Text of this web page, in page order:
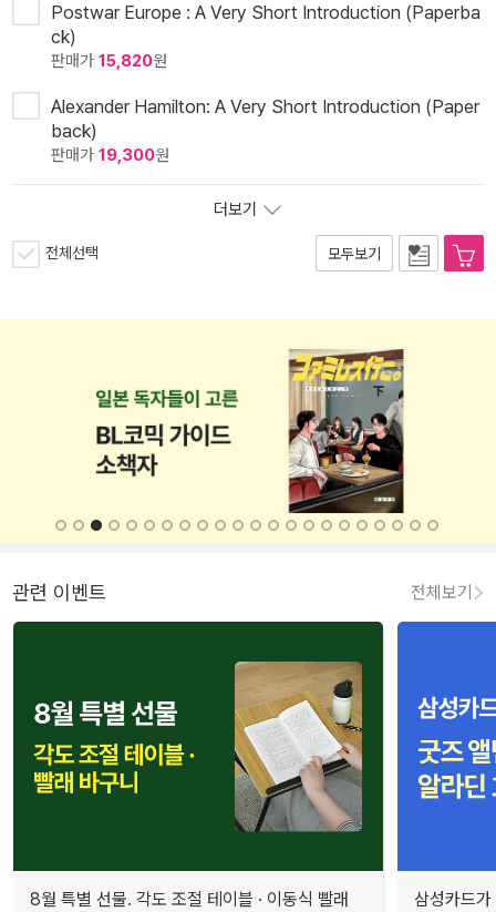
Postwar Europe : A Very Short Introduction (Paperba
ck)
판매가 15,820원
Alexander Hamilton: A Very Short Introduction (Paper
back)
판매가 19,300원
더보기
전체선택 모두보기
관련 이벤트 전체보기
8월 특별 선물. 각도 조절 테이블 · 이동식 빨래
삼성카드